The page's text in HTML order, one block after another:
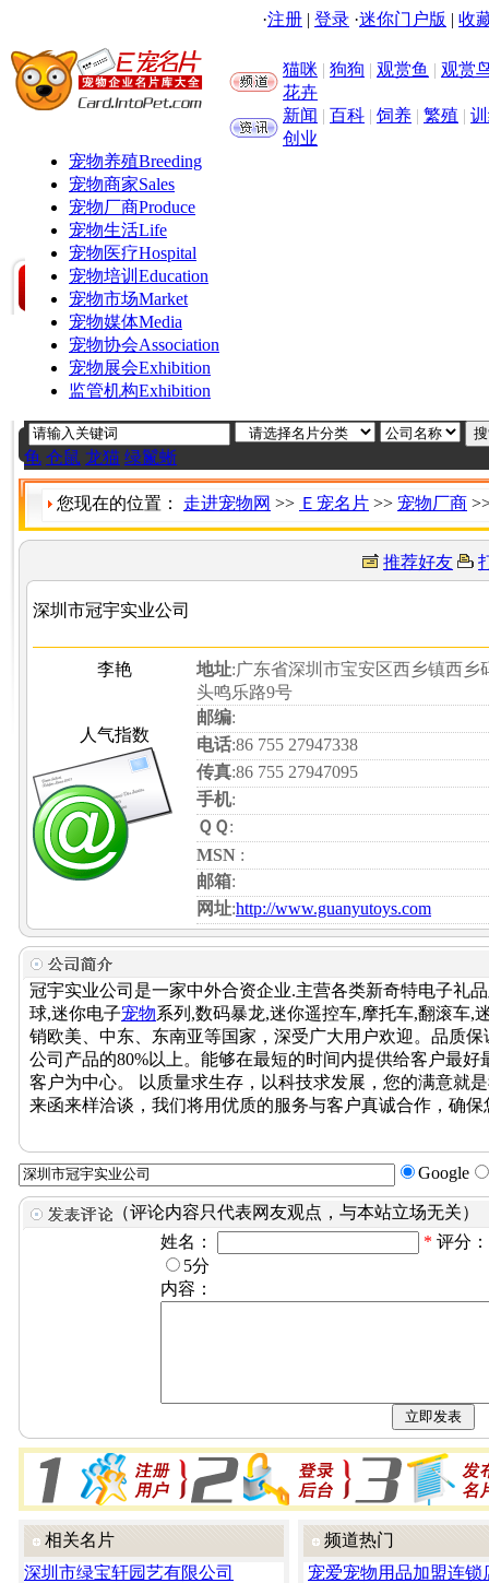
·注册 | 登录 ·迷你门户版 | 收
猫咪 | 狗狗 | 观赏鱼 | 观赏
花卉
新闻 | 百科 | 饲养 | 繁殖 |
创业
宠物养殖Breeding
宠物商家Sales
宠物厂商Produce
宠物生活Life
宠物医疗Hospital
宠物培训 Education
宠物市场Market
宠物媒体Media
宠物协会Association
宠物展会Exhibition
监管机构Exhibition
龟 仓鼠 龙猫 绿鬣蜥
您现在的位置： 走进宠物网 >> Ｅ宠名片 >> 宠物厂商
推荐好友
深圳市冠宇实业公司
李艳
人气指数
地址:广东省深圳市宝安区西乡镇西乡
头鸣乐路9号
邮编:
电话:86 755 27947338
传真:86 755 27947095
手机:
ＱＱ:
MSN :
邮箱:
网址:http://www.guanyutoys.com
冠宇实业公司是一家中外合资企业.主营各类新奇特电子礼
球,迷你电子宠物系列,数码暴龙,迷你遥控车,摩托车,翻滚车,
销欧美、中东、东南亚等国家，深受广大用户欢迎。品质
公司产品的80%以上。能够在最短的时间内提供给客户最
客户为中心。 以质量求生存，以科技求发展，您的满意就
来函来样洽谈，我们将用优质的服务与客户真诚合作，确
Google
（评论内容只代表网友观点，与本站立场无关）
姓名：
* 评分
5分
内容：
相关名片
深圳市绿宝轩园艺有限公司
频道热门
宠爱宠物用品加盟连锁